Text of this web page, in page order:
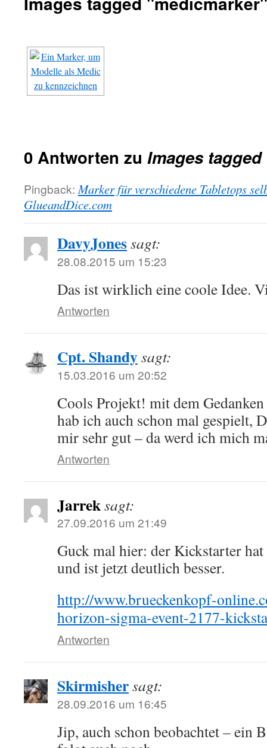
0 Antworten zu Images
Pingback: Marker für verschiedene Tabletops
GlueandDice.com
DavyJonessagt:
28.08.2015 um 15:23
Das ist wirklich eine coole Idee.
Antworten
Cpt. Shandysagt:
15.03.2016 um 20:52
Cools Projekt! mit dem Gedanken
hab ich auch schon mal gespielt,
mir sehr gut – da werd ich mich
Antworten
Jarreksagt:
27.09.2016 um 21:49
Guck mal hier: der Kickstarter
und ist jetzt deutlich besser.
http://www.brueckenkopf-
horizon-sigma-event-2177-
Antworten
Skirmishersagt:
28.09.2016 um 16:45
Jip, auch schon beobachtet – ein